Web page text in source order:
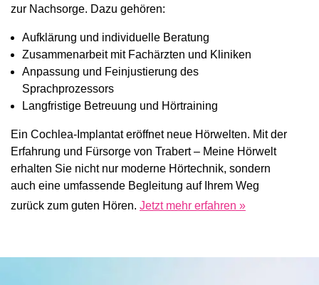
zur Nachsorge. Dazu gehören:
Aufklärung und individuelle Beratung
Zusammenarbeit mit Fachärzten und Kliniken
Anpassung und Feinjustierung des
Sprachprozessors
Langfristige Betreuung und Hörtraining
Ein Cochlea-Implantat eröffnet neue Hörwelten. Mit der
Erfahrung und Fürsorge von Trabert – Meine Hörwelt
erhalten Sie nicht nur moderne Hörtechnik, sondern
auch eine umfassende Begleitung auf Ihrem Weg
zurück zum guten Hören. Jetzt mehr erfahren »